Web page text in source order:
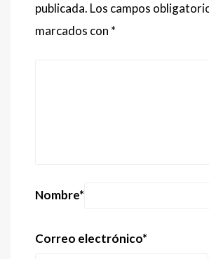
publicada. Los campos
marcados con *
Nombre*
Correo electrónico*